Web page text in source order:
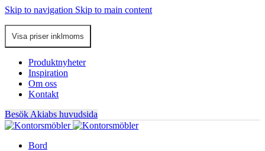
Skip to navigation Skip to main content
Produktnyheter
Inspiration
Om oss
Kontakt
Besök Akiabs huvudsida
Bord